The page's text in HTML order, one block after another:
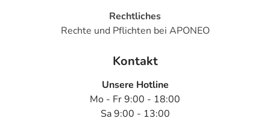
Rechtliches
Rechte und Pflichten bei APONEO
Kontakt
Unsere Hotline
Mo - Fr 9:00 - 18:00
Sa 9:00 - 13:00